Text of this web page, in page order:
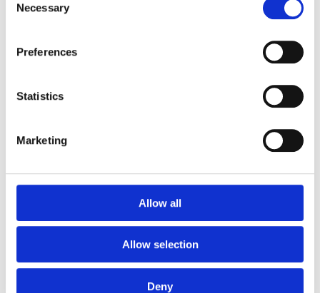
Selection
Necessary
Preferences
Statistics
Marketing
Allow all
Allow selection
Deny